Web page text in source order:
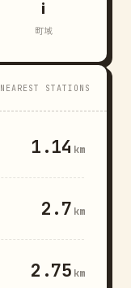
i
町域
NEAREST STATIONS
1.14 km
2.7 km
2.75 km